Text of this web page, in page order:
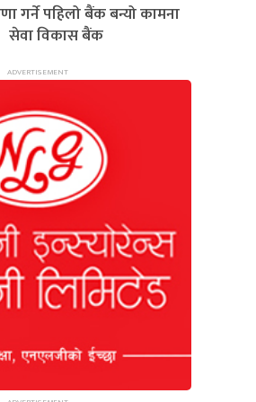
गर्ने पहिलो बैंक बन्यो कामना
सेवा विकास बैंक